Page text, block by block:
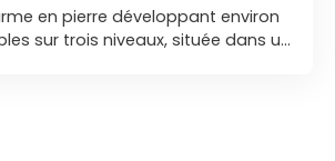
en pierre développant environ
sur trois niveaux, située dans un